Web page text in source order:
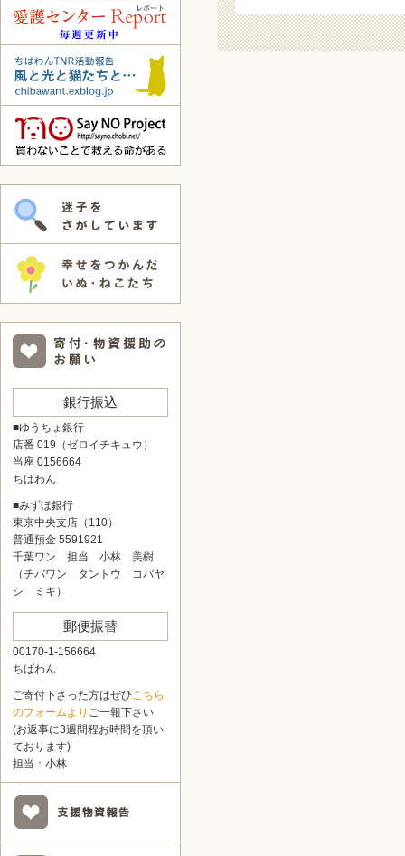
銀行振込
■ゆうちょ銀行
店番 019（ゼロイチキュウ）
当座 0156664
ちばわん
■みずほ銀行
東京中央支店（110）
普通預金 5591921
千葉ワン 担当 小林 美樹
（チバワン タントウ コバヤ
シ ミキ）
郵便振替
00170-1-156664
ちばわん
ご寄付下さった方はぜひこちら
のフォームより ご一報下さい
(お返事に3週間程お時間を頂い
ております)
担当：小林